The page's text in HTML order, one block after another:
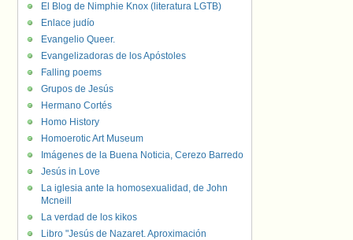
El Blog de Nimphie Knox (literatura LGTB)
Enlace judío
Evangelio Queer.
Evangelizadoras de los Apóstoles
Falling poems
Grupos de Jesús
Hermano Cortés
Homo History
Homoerotic Art Museum
Imágenes de la Buena Noticia, Cerezo Barredo
Jesús in Love
La iglesia ante la homosexualidad, de John
Mcneill
La verdad de los kikos
Libro "Jesús de Nazaret. Aproximación